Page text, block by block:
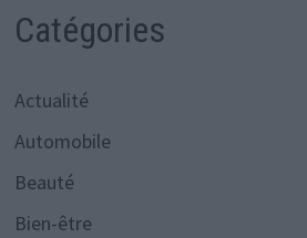
Catégories
Actualité
Automobile
Beauté
Bien-être